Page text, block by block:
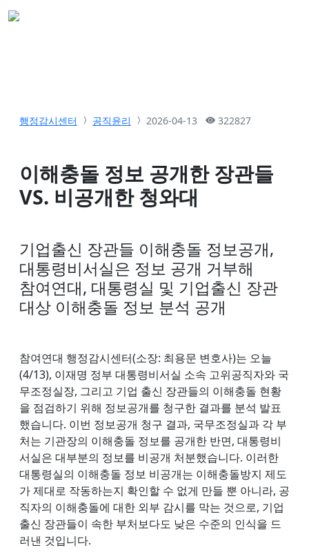
행정감시센터 공직윤리 2026-04-13 322827
이해충돌 정보 공개한 장관들
VS. 비공개한 청와대
기업출신 장관들 이해충돌 정보공개,
대통령비서실은 정보 공개 거부해
참여연대, 대통령실 및 기업출신 장관
대상 이해충돌 정보 분석 공개
참여연대 행정감시센터(소장: 최용문 변호사)는 오늘
(4/13), 이재명 정부 대통령비서실 소속 고위공직자와 국
무조정실장, 그리고 기업 출신 장관들의 이해충돌 현황
을 점검하기 위해 정보공개를 청구한 결과를 분석 발표
했습니다. 이번 정보공개 청구 결과, 국무조정실과 각 부
처는 기관장의 이해충돌 정보를 공개한 반면, 대통령비
서실은 대부분의 정보를 비공개 처분했습니다. 이러한
대통령실의 이해충돌 정보 비공개는 이해충돌방지 제도
가 제대로 작동하는지 확인할 수 없게 만들 뿐 아니라, 공
직자의 이해충돌에 대한 외부 감시를 막는 것으로, 기업
출신 장관들이 속한 부처보다도 낮은 수준의 인식을 드
러낸 것입니다.